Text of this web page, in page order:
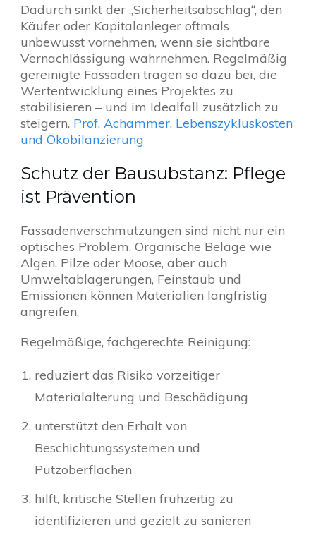
Dadurch sinkt der „Sicherheitsabschlag“, den
Käufer oder Kapitalanleger oftmals
unbewusst vornehmen, wenn sie sichtbare
Vernachlässigung wahrnehmen. Regelmäßig
gereinigte Fassaden tragen so dazu bei, die
Wertentwicklung eines Projektes zu
stabilisieren – und im Idealfall zusätzlich zu
steigern. Prof. Achammer, Lebenszykluskosten
und Ökobilanzierung
Schutz der Bausubstanz: Pflege
ist Prävention
Fassadenverschmutzungen sind nicht nur ein
optisches Problem. Organische Beläge wie
Algen, Pilze oder Moose, aber auch
Umweltablagerungen, Feinstaub und
Emissionen können Materialien langfristig
angreifen.
Regelmäßige, fachgerechte Reinigung:
reduziert das Risiko vorzeitiger
Materialalterung und Beschädigung
unterstützt den Erhalt von
Beschichtungssystemen und
Putzoberflächen
hilft, kritische Stellen frühzeitig zu
identifizieren und gezielt zu sanieren